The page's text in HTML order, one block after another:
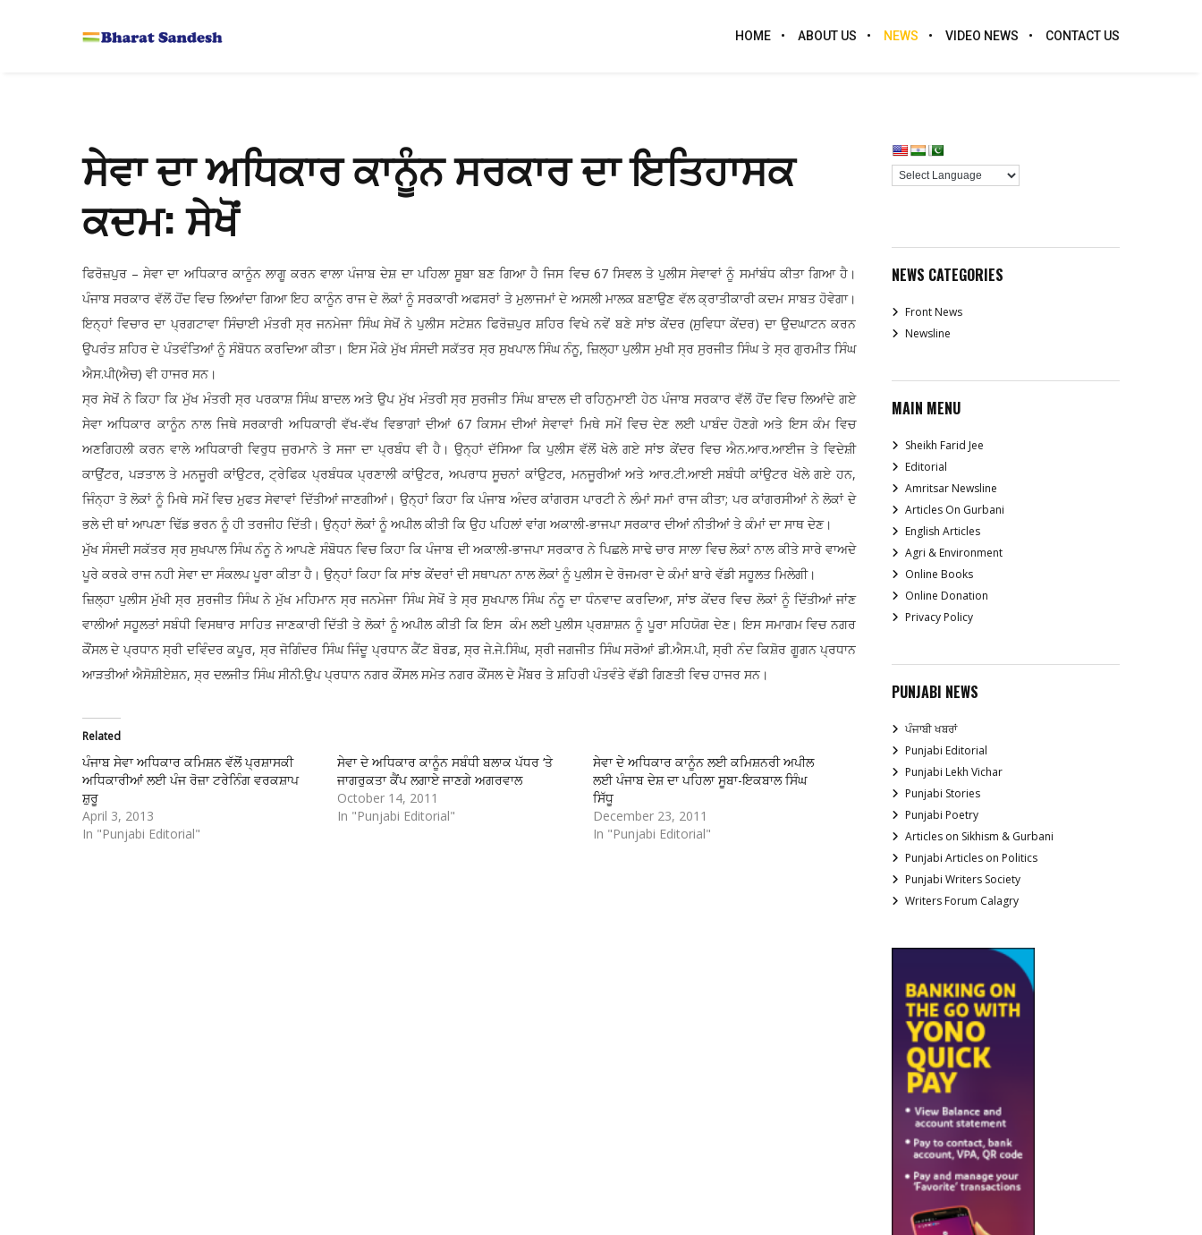
HOME ABOUT US NEWS VIDEO NEWS CONTACT US
ਸੇਵਾ ਦਾ ਅਧਿਕਾਰ ਕਾਨੂੰਨ ਸਰਕਾਰ ਦਾ ਇਤਿਹਾਸਕ
ਕਦਮ: ਸੇਖੋਂ
ਫਿਰੋਜ਼ਪੁਰ – ਸੇਵਾ ਦਾ ਅਧਿਕਾਰ ਕਾਨੂੰਨ ਲਾਗੂ ਕਰਨ ਵਾਲਾ ਪੰਜਾਬ ਦੇਸ਼ ਦਾ ਪਹਿਲਾ ਸੂਬਾ ਬਣ ਗਿਆ ਹੈ ਜਿਸ ਵਿਚ 67 ਸਿਵਲ ਤੇ ਪੁਲੀਸ ਸੇਵਾਵਾਂ ਨੂੰ ਸਮਾਂਬੰਧ ਕੀਤਾ ਗਿਆ ਹੈ।
ਪੰਜਾਬ ਸਰਕਾਰ ਵੱਲੋਂ ਹੋਂਦ ਵਿਚ ਲਿਆਂਦਾ ਗਿਆ ਇਹ ਕਾਨੂੰਨ ਰਾਜ ਦੇ ਲੋਕਾਂ ਨੂੰ ਸਰਕਾਰੀ ਅਫਸਰਾਂ ਤੇ ਮੁਲਾਜਮਾਂ ਦੇ ਅਸਲੀ ਮਾਲਕ ਬਣਾਉਣ ਵੱਲ ਕ੍ਰਾਤੀਕਾਰੀ ਕਦਮ ਸਾਬਤ ਹੋਵੇਗਾ।
ਇਨ੍ਹਾਂ ਵਿਚਾਰ ਦਾ ਪ੍ਰਗਟਾਵਾ ਸਿੰਚਾਈ ਮੰਤਰੀ ਸ੍ਰ ਜਨਮੇਜਾ ਸਿੰਘ ਸੇਖੋਂ ਨੇ ਪੁਲੀਸ ਸਟੇਸ਼ਨ ਫਿਰੋਜ਼ਪੁਰ ਸ਼ਹਿਰ ਵਿਖੇ ਨਵੇਂ ਬਣੇ ਸਾਂਝ ਕੇਂਦਰ (ਸੁਵਿਧਾ ਕੇਂਦਰ) ਦਾ ਉਦਘਾਟਨ ਕਰਨ
ਉਪਰੰਤ ਸ਼ਹਿਰ ਦੇ ਪੰਤਵੰਤਿਆਂ ਨੂੰ ਸੰਬੋਧਨ ਕਰਦਿਆ ਕੀਤਾ। ਇਸ ਮੌਕੇ ਮੁੱਖ ਸੰਸਦੀ ਸਕੱਤਰ ਸ੍ਰ ਸੁਖਪਾਲ ਸਿੰਘ ਨੰਨੂ, ਜ਼ਿਲ੍ਹਾ ਪੁਲੀਸ ਮੁਖੀ ਸ੍ਰ ਸੁਰਜੀਤ ਸਿੰਘ ਤੇ ਸ੍ਰ ਗੁਰਮੀਤ ਸਿੰਘ
ਐਸ.ਪੀ(ਐਚ) ਵੀ ਹਾਜਰ ਸਨ।
ਸ੍ਰ ਸੇਖੋਂ ਨੇ ਕਿਹਾ ਕਿ ਮੁੱਖ ਮੰਤਰੀ ਸ੍ਰ ਪਰਕਾਸ਼ ਸਿੰਘ ਬਾਦਲ ਅਤੇ ਉਪ ਮੁੱਖ ਮੰਤਰੀ ਸ੍ਰ ਸੁਰਜੀਤ ਸਿੰਘ ਬਾਦਲ ਦੀ ਰਹਿਨੁਮਾਈ ਹੇਠ ਪੰਜਾਬ ਸਰਕਾਰ ਵੱਲੋਂ ਹੋਂਦ ਵਿਚ ਲਿਆਂਦੇ ਗਏ
ਸੇਵਾ ਅਧਿਕਾਰ ਕਾਨੂੰਨ ਨਾਲ ਜਿਥੇ ਸਰਕਾਰੀ ਅਧਿਕਾਰੀ ਵੱਖ-ਵੱਖ ਵਿਭਾਗਾਂ ਦੀਆਂ 67 ਕਿਸਮ ਦੀਆਂ ਸੇਵਾਵਾਂ ਮਿਥੇ ਸਮੇਂ ਵਿਚ ਦੇਣ ਲਈ ਪਾਬੰਦ ਹੋਣਗੇ ਅਤੇ ਇਸ ਕੰਮ ਵਿਚ
ਅਣਗਿਹਲੀ ਕਰਨ ਵਾਲੇ ਅਧਿਕਾਰੀ ਵਿਰੁਧ ਜੁਰਮਾਨੇ ਤੇ ਸਜਾ ਦਾ ਪ੍ਰਬੰਧ ਵੀ ਹੈ। ਉਨ੍ਹਾਂ ਦੱਸਿਆ ਕਿ ਪੁਲੀਸ ਵੱਲੋਂ ਖੋਲੇ ਗਏ ਸਾਂਝ ਕੇਂਦਰ ਵਿਚ ਐਨ.ਆਰ.ਆਈਜ ਤੇ ਵਿਦੇਸ਼ੀ
ਕਾਉਂਟਰ, ਪੜਤਾਲ ਤੇ ਮਨਜੂਰੀ ਕਾਂਉਟਰ, ਟ੍ਰੇਫਿਕ ਪ੍ਰਬੰਧਕ ਪ੍ਰਣਾਲੀ ਕਾਂਉਟਰ, ਅਪਰਾਧ ਸੂਚਨਾਂ ਕਾਂਉਟਰ, ਮਨਜੂਰੀਆਂ ਅਤੇ ਆਰ.ਟੀ.ਆਈ ਸਬੰਧੀ ਕਾਂਉਟਰ ਖੋਲੇ ਗਏ ਹਨ,
ਜਿੰਨ੍ਹਾ ਤੋ ਲੋਕਾਂ ਨੂੰ ਮਿਥੇ ਸਮੇਂ ਵਿਚ ਮੁਫਤ ਸੇਵਾਵਾਂ ਦਿੱਤੀਆਂ ਜਾਣਗੀਆਂ। ਉਨ੍ਹਾਂ ਕਿਹਾ ਕਿ ਪੰਜਾਬ ਅੰਦਰ ਕਾਂਗਰਸ ਪਾਰਟੀ ਨੇ ਲੰਮਾਂ ਸਮਾਂ ਰਾਜ ਕੀਤਾ; ਪਰ ਕਾਂਗਰਸੀਆਂ ਨੇ ਲੋਕਾਂ ਦੇ
ਭਲੇ ਦੀ ਥਾਂ ਆਪਣਾ ਢਿੱਡ ਭਰਨ ਨੂੰ ਹੀ ਤਰਜੀਹ ਦਿੱਤੀ। ਉਨ੍ਹਾਂ ਲੋਕਾਂ ਨੂੰ ਅਪੀਲ ਕੀਤੀ ਕਿ ਉਹ ਪਹਿਲਾਂ ਵਾਂਗ ਅਕਾਲੀ-ਭਾਜਪਾ ਸਰਕਾਰ ਦੀਆਂ ਨੀਤੀਆਂ ਤੇ ਕੰਮਾਂ ਦਾ ਸਾਥ ਦੇਣ।
ਮੁੱਖ ਸੰਸਦੀ ਸਕੱਤਰ ਸ੍ਰ ਸੁਖਪਾਲ ਸਿੰਘ ਨੰਨੂ ਨੇ ਆਪਣੇ ਸੰਬੋਧਨ ਵਿਚ ਕਿਹਾ ਕਿ ਪੰਜਾਬ ਦੀ ਅਕਾਲੀ-ਭਾਜਪਾ ਸਰਕਾਰ ਨੇ ਪਿਛਲੇ ਸਾਢੇ ਚਾਰ ਸਾਲਾ ਵਿਚ ਲੋਕਾਂ ਨਾਲ ਕੀਤੇ ਸਾਰੇ ਵਾਅਦੇ
ਪੂਰੇ ਕਰਕੇ ਰਾਜ ਨਹੀ ਸੇਵਾ ਦਾ ਸੰਕਲਪ ਪੂਰਾ ਕੀਤਾ ਹੈ। ਉਨ੍ਹਾਂ ਕਿਹਾ ਕਿ ਸਾਂਝ ਕੇਂਦਰਾਂ ਦੀ ਸਥਾਪਨਾ ਨਾਲ ਲੋਕਾਂ ਨੂੰ ਪੁਲੀਸ ਦੇ ਰੋਜਮਰਾ ਦੇ ਕੰਮਾਂ ਬਾਰੇ ਵੱਡੀ ਸਹੂਲਤ ਮਿਲੇਗੀ।
ਜ਼ਿਲ੍ਹਾ ਪੁਲੀਸ ਮੁੱਖੀ ਸ੍ਰ ਸੁਰਜੀਤ ਸਿੰਘ ਨੇ ਮੁੱਖ ਮਹਿਮਾਨ ਸ੍ਰ ਜਨਮੇਜਾ ਸਿੰਘ ਸੇਖੋਂ ਤੇ ਸ੍ਰ ਸੁਖਪਾਲ ਸਿੰਘ ਨੰਨੂ ਦਾ ਧੰਨਵਾਦ ਕਰਦਿਆ, ਸਾਂਝ ਕੇਂਦਰ ਵਿਚ ਲੋਕਾਂ ਨੂੰ ਦਿੱਤੀਆਂ ਜਾਂਣ
ਵਾਲੀਆਂ ਸਹੂਲਤਾਂ ਸਬੰਧੀ ਵਿਸਥਾਰ ਸਾਹਿਤ ਜਾਣਕਾਰੀ ਦਿੱਤੀ ਤੇ ਲੋਕਾਂ ਨੂੰ ਅਪੀਲ ਕੀਤੀ ਕਿ ਇਸ ਕੰਮ ਲਈ ਪੁਲੀਸ ਪ੍ਰਸ਼ਾਸ਼ਨ ਨੂੰ ਪੂਰਾ ਸਹਿਯੋਗ ਦੇਣ। ਇਸ ਸਮਾਗਮ ਵਿਚ ਨਗਰ
ਕੌਂਸਲ ਦੇ ਪ੍ਰਧਾਨ ਸ੍ਰੀ ਦਵਿੰਦਰ ਕਪੂਰ, ਸ੍ਰ ਜੋਗਿੰਦਰ ਸਿੰਘ ਜਿੰਦੂ ਪ੍ਰਧਾਨ ਕੈਂਟ ਬੋਰਡ, ਸ੍ਰ ਜੇ.ਜੇ.ਸਿੰਘ, ਸ੍ਰੀ ਜਗਜੀਤ ਸਿੰਘ ਸਰੋਆਂ ਡੀ.ਐਸ.ਪੀ, ਸ੍ਰੀ ਨੰਦ ਕਿਸ਼ੋਰ ਗੂਗਨ ਪ੍ਰਧਾਨ
ਆੜਤੀਆਂ ਐਸੋਸ਼ੀਏਸ਼ਨ, ਸ੍ਰ ਦਲਜੀਤ ਸਿੰਘ ਸੀਨੀ.ਉਪ ਪ੍ਰਧਾਨ ਨਗਰ ਕੌਂਸਲ ਸਮੇਤ ਨਗਰ ਕੌਂਸਲ ਦੇ ਮੈਂਬਰ ਤੇ ਸ਼ਹਿਰੀ ਪੰਤਵੰਤੇ ਵੱਡੀ ਗਿਣਤੀ ਵਿਚ ਹਾਜਰ ਸਨ।
Related
ਪੰਜਾਬ ਸੇਵਾ ਅਧਿਕਾਰ ਕਮਿਸ਼ਨ ਵੱਲੋਂ ਪ੍ਰਸ਼ਾਸਕੀ
ਅਧਿਕਾਰੀਆਂ ਲਈ ਪੰਜ ਰੋਜ਼ਾ ਟਰੇਨਿੰਗ ਵਰਕਸ਼ਾਪ
ਸ਼ੁਰੂ
April 3, 2013
In "Punjabi Editorial"
ਸੇਵਾ ਦੇ ਅਧਿਕਾਰ ਕਾਨੂੰਨ ਸਬੰਧੀ ਬਲਾਕ ਪੱਧਰ ‘ਤੇ
ਜਾਗਰੁਕਤਾ ਕੈਂਪ ਲਗਾਏ ਜਾਣਗੇ ਅਗਰਵਾਲ
October 14, 2011
In "Punjabi Editorial"
ਸੇਵਾ ਦੇ ਅਧਿਕਾਰ ਕਾਨੂੰਨ ਲਈ ਕਮਿਸ਼ਨਰੀ ਅਪੀਲ
ਲਈ ਪੰਜਾਬ ਦੇਸ਼ ਦਾ ਪਹਿਲਾ ਸੂਬਾ-ਇਕਬਾਲ ਸਿੰਘ
ਸਿੱਧੂ
December 23, 2011
In "Punjabi Editorial"
NEWS CATEGORIES
Front News
Newsline
MAIN MENU
Sheikh Farid Jee
Editorial
Amritsar Newsline
Articles On Gurbani
English Articles
Agri & Environment
Online Books
Online Donation
Privacy Policy
PUNJABI NEWS
ਪੰਜਾਬੀ ਖਬਰਾਂ
Punjabi Editorial
Punjabi Lekh Vichar
Punjabi Stories
Punjabi Poetry
Articles on Sikhism & Gurbani
Punjabi Articles on Politics
Punjabi Writers Society
Writers Forum Calagry